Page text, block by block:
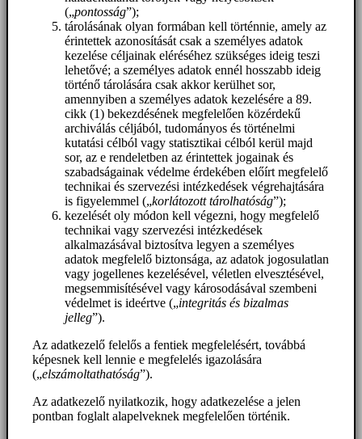
(„pontosság”);
tárolásának olyan formában kell történnie, amely az
érintettek azonosítását csak a személyes adatok
kezelése céljainak eléréséhez szükséges ideig teszi
lehetővé; a személyes adatok ennél hosszabb ideig
történő tárolására csak akkor kerülhet sor,
amennyiben a személyes adatok kezelésére a 89.
cikk (1) bekezdésének megfelelően közérdekű
archiválás céljából, tudományos és történelmi
kutatási célból vagy statisztikai célból kerül majd
sor, az e rendeletben az érintettek jogainak és
szabadságainak védelme érdekében előírt megfelelő
technikai és szervezési intézkedések végrehajtására
is figyelemmel („korlátozott tárolhatóság”);
kezelését oly módon kell végezni, hogy megfelelő
technikai vagy szervezési intézkedések
alkalmazásával biztosítva legyen a személyes
adatok megfelelő biztonsága, az adatok jogosulatlan
vagy jogellenes kezelésével, véletlen elvesztésével,
megsemmisítésével vagy károsodásával szembeni
védelmet is ideértve („integritás és bizalmas
jelleg”).
Az adatkezelő felelős a fentiek megfelelésért, továbbá
képesnek kell lennie e megfelelés igazolására
(„elszámoltathatóság”).
Az adatkezelő nyilatkozik, hogy adatkezelése a jelen
pontban foglalt alapelveknek megfelelően történik.